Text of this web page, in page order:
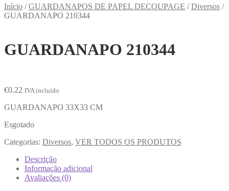
Início /GUARDANAPOS DE PAPEL DECOUPAGE /Diversos /
GUARDANAPO 210344
GUARDANAPO 210344
€0.22 IVA incluido
GUARDANAPO 33X33 CM
Esgotado
Categorias: Diversos, VER TODOS OS PRODUTOS
Descrição
Informação adicional
Avaliações (0)